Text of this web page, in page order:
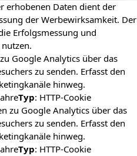
erhobenen Daten dient der
der Werbewirksamkeit. Der
Erfolgsmessung und
Google Analytics über das
zu senden. Erfasst den
hinweg.
Typ: HTTP-Cookie
zu Google Analytics über das
zu senden. Erfasst den
hinweg.
Typ: HTTP-Cookie